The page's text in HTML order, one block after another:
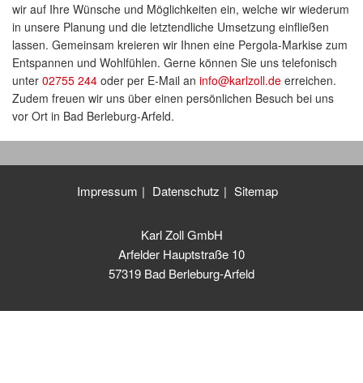
wir auf Ihre Wünsche und Möglichkeiten ein, welche wir wiederum
in unsere Planung und die letztendliche Umsetzung einfließen
lassen. Gemeinsam kreieren wir Ihnen eine Pergola-Markise zum
Entspannen und Wohlfühlen. Gerne können Sie uns telefonisch
unter 02755 244 oder per E-Mail an info@karlzoll.de erreichen.
Zudem freuen wir uns über einen persönlichen Besuch bei uns
vor Ort in Bad Berleburg-Arfeld.
Impressum Datenschutz Sitemap
Karl Zoll GmbH
Arfelder Hauptstraße 10
57319 Bad Berleburg-Arfeld